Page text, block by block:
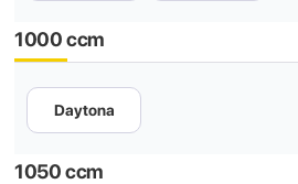
1000 ccm
Daytona
1050 ccm